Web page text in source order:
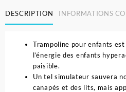
DESCRIPTION INFORMATIONS
Trampoline pour enfants
l’énergie des enfants
paisible.
Un tel simulateur sauvera
canapés et des lits, mais